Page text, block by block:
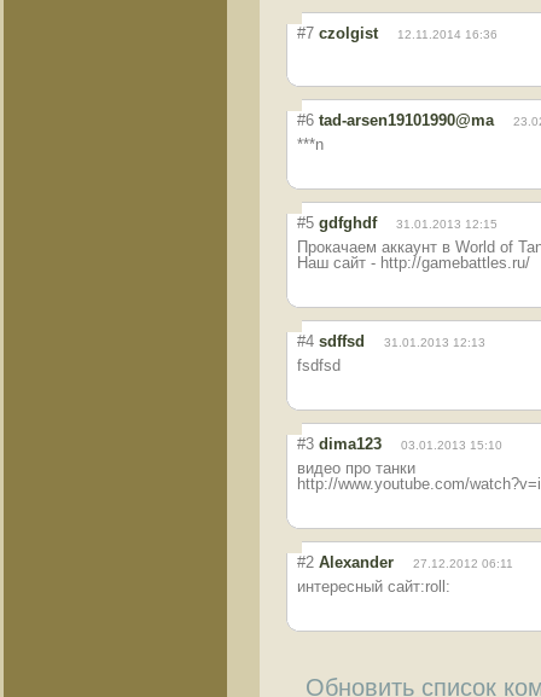
#7 czolgist 12.11.2014 16:36
#6 tad-arsen19101990@ma
***n
#5 gdfghdf 31.01.2013 12:15
Прокачаем аккаунт в World of
Наш сайт - http://gamebattles.ru/
#4 sdffsd 31.01.2013 12:13
fsdfsd
#3 dima123 03.01.2013 15:10
видео про танки
http://www.youtube.com/
#2 Alexander 27.12.2012 06:11
интересный сайт:roll:
Обновить список